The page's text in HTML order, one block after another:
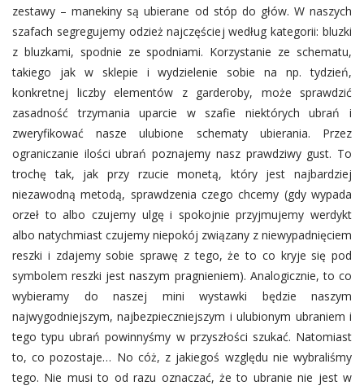
zestawy – manekiny są ubierane od stóp do głów. W naszych
szafach segregujemy odzież najczęściej według kategorii: bluzki
z bluzkami, spodnie ze spodniami. Korzystanie ze schematu,
takiego jak w sklepie i wydzielenie sobie na np. tydzień,
konkretnej liczby elementów z garderoby, może sprawdzić
zasadność trzymania uparcie w szafie niektórych ubrań i
zweryfikować nasze ulubione schematy ubierania. Przez
ograniczanie ilości ubrań poznajemy nasz prawdziwy gust. To
trochę tak, jak przy rzucie monetą, który jest najbardziej
niezawodną metodą, sprawdzenia czego chcemy (gdy wypada
orzeł to albo czujemy ulgę i spokojnie przyjmujemy werdykt
albo natychmiast czujemy niepokój związany z niewypadnięciem
reszki i zdajemy sobie sprawę z tego, że to co kryje się pod
symbolem reszki jest naszym pragnieniem). Analogicznie, to co
wybieramy do naszej mini wystawki będzie naszym
najwygodniejszym, najbezpieczniejszym i ulubionym ubraniem i
tego typu ubrań powinnyśmy w przyszłości szukać. Natomiast
to, co pozostaje… No cóż, z jakiegoś względu nie wybraliśmy
tego. Nie musi to od razu oznaczać, że to ubranie nie jest w